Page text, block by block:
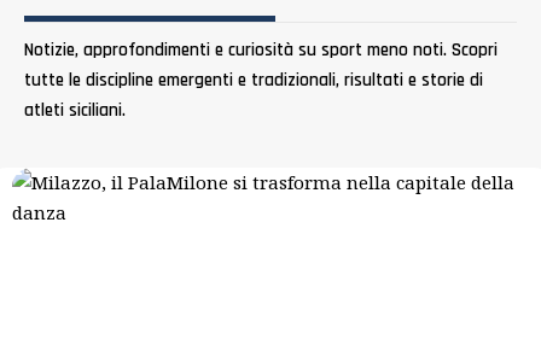
Notizie, approfondimenti e curiosità su sport meno noti. Scopri
tutte le discipline emergenti e tradizionali, risultati e storie di
atleti siciliani.